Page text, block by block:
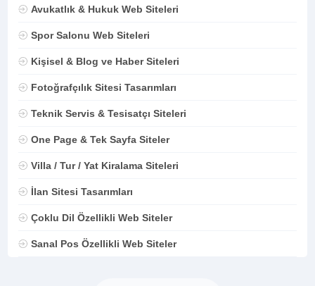
Avukatlık & Hukuk Web Siteleri
Spor Salonu Web Siteleri
Kişisel & Blog ve Haber Siteleri
Fotoğrafçılık Sitesi Tasarımları
Teknik Servis & Tesisatçı Siteleri
One Page & Tek Sayfa Siteler
Villa / Tur / Yat Kiralama Siteleri
İlan Sitesi Tasarımları
Çoklu Dil Özellikli Web Siteler
Sanal Pos Özellikli Web Siteler